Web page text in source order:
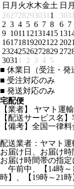
日 月 火水木金土
262728293031 1
2 3 4 5 6 7 8
9 1011 12131415
161718192021 22
23242526272829
3031 1 2 3 4 5
日 月
3031
6 7
13
2021
27
■ 休業日（受注・発
■ 受注対応のみ
■ 発送対応のみ
宅配便
【業者】 ヤマト運輸
【配送サービス名
【備考】全国一律料
配送業者：ヤマト運
お届け日、お届け時
お届け時間帯の指定
午前中、【14時～
時】、【19時～21